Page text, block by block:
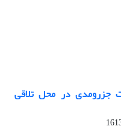
جزرومدی در محل تلاقی